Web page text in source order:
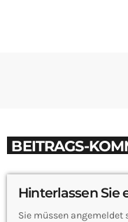
BEITRAGS-
Hinterlassen Sie
Sie müssen angemeldet